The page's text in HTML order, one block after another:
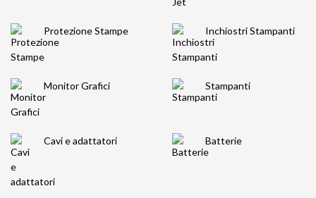
Protezione Stampe Inchiostri Stampanti
Monitor Grafici Stampanti
Cavi e adattatori Batterie